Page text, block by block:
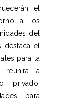
el
a los
del
destaca el
para la
reunirá a
privado,
para